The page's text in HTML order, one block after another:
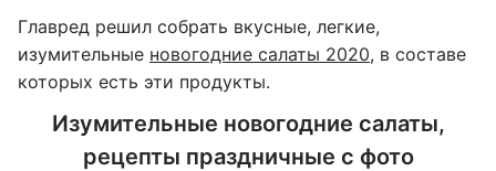
Главред решил собрать вкусные, легкие,
изумительные новогодние салаты 2020, в составе
которых есть эти продукты.
Изумительные новогодние салаты,
рецепты праздничные с фото